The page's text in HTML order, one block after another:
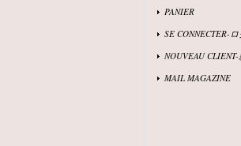
PANIER
SE CONNECTER-
NOUVEAU
MAIL MAGAZINE